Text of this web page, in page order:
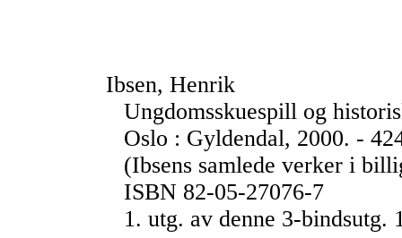
Ibsen, Henrik
Ungdomsskuespill og
Oslo : Gyldendal, 2000. -
(Ibsens samlede verker i
ISBN 82-05-27076-7
1. utg. av denne 3-bindsutg.